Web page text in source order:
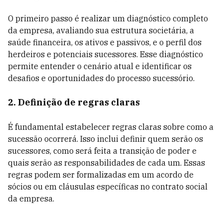
O primeiro passo é realizar um diagnóstico completo
da empresa, avaliando sua estrutura societária, a
saúde financeira, os ativos e passivos, e o perfil dos
herdeiros e potenciais sucessores. Esse diagnóstico
permite entender o cenário atual e identificar os
desafios e oportunidades do processo sucessório.
2. Definição de regras claras
É fundamental estabelecer regras claras sobre como a
sucessão ocorrerá. Isso inclui definir quem serão os
sucessores, como será feita a transição de poder e
quais serão as responsabilidades de cada um. Essas
regras podem ser formalizadas em um acordo de
sócios ou em cláusulas específicas no contrato social
da empresa.